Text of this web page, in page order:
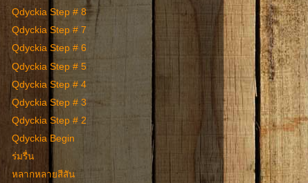
Qdyckia Step # 8
Qdyckia Step # 7
Qdyckia Step # 6
Qdyckia Step # 5
Qdyckia Step # 4
Qdyckia Step # 3
Qdyckia Step # 2
Qdyckia Begin
ร่มรื่น
หลากหลายสีสัน